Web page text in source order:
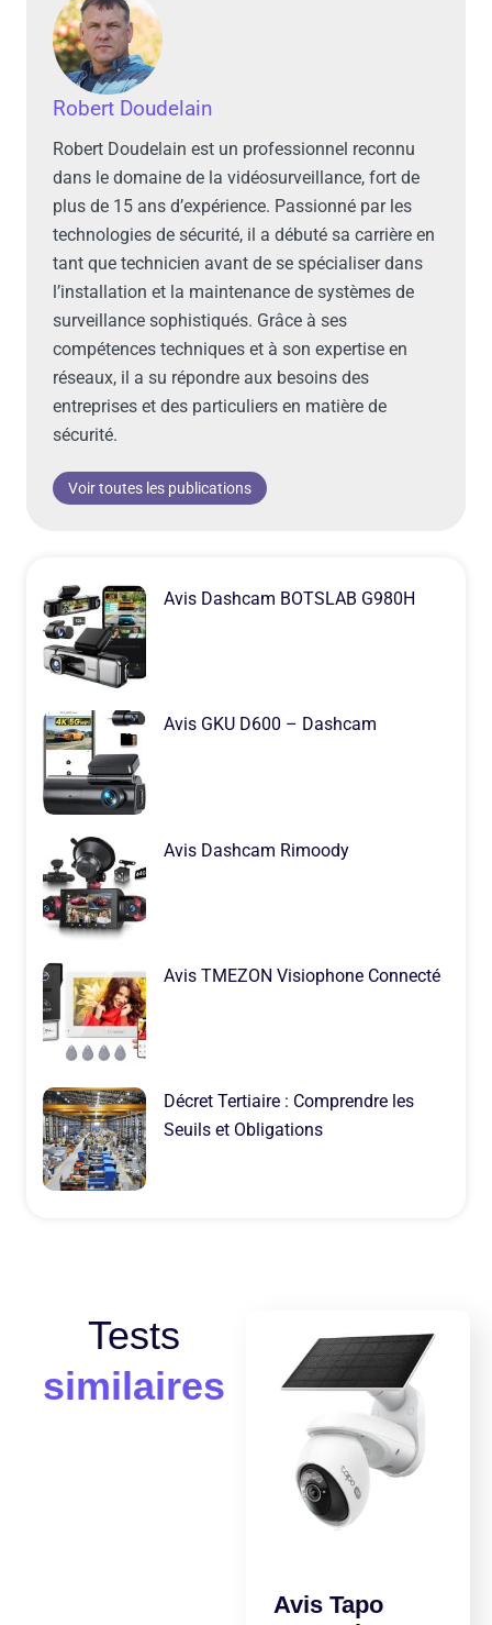
Robert Doudelain
Robert Doudelain est un professionnel reconnu
dans le domaine de la vidéosurveillance, fort de
plus de 15 ans d’expérience. Passionné par les
technologies de sécurité, il a débuté sa carrière en
tant que technicien avant de se spécialiser dans
l’installation et la maintenance de systèmes de
surveillance sophistiqués. Grâce à ses
compétences techniques et à son expertise en
réseaux, il a su répondre aux besoins des
entreprises et des particuliers en matière de
sécurité.
Voir toutes les publications
Avis Dashcam BOTSLAB G980H
Avis GKU D600 – Dashcam
Avis Dashcam Rimoody
Avis TMEZON Visiophone Connecté
Décret Tertiaire : Comprendre les
Seuils et Obligations
Tests
similaires
Avis Tapo